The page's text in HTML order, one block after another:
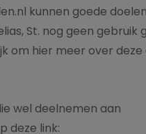
kunnen goede
St. nog geen gebruik
om hier meer over
wel deelnemen aan
deze link: